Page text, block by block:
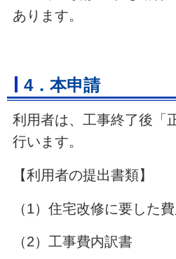
あります。
4．本申請
利用者は、工事終了後「
行います。
【利用者の提出書類】
（1）住宅改修に要した
（2）工事費内訳書